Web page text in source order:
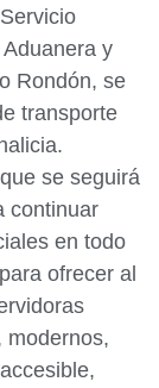
y
Rondón, se
transporte
se seguirá
continuar
en todo
ofrecer al
modernos,